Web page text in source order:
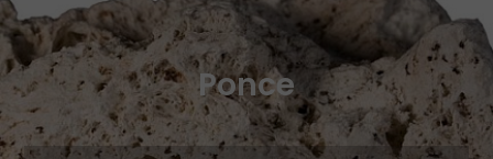
Ponce